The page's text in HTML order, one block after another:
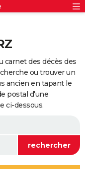
carnet des décès des
ou trouver un
ancien en tapant le
postal d'une
ci-dessous.